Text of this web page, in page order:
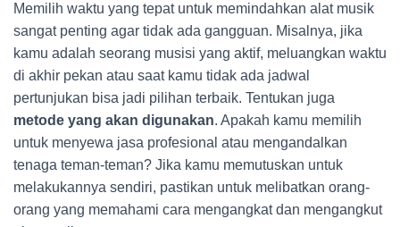
Memilih waktu yang tepat untuk memindahkan alat musik
sangat penting agar tidak ada gangguan. Misalnya, jika
kamu adalah seorang musisi yang aktif, meluangkan waktu
di akhir pekan atau saat kamu tidak ada jadwal
pertunjukan bisa jadi pilihan terbaik. Tentukan juga
metode yang akan digunakan. Apakah kamu memilih
untuk menyewa jasa profesional atau mengandalkan
tenaga teman-teman? Jika kamu memutuskan untuk
melakukannya sendiri, pastikan untuk melibatkan orang-
orang yang memahami cara mengangkat dan mengangkut